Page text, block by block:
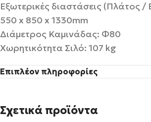
Εξωτερικές διαστάσεις (Πλάτος
550 x 850 x 1330mm
Διάμετρος Καμινάδας: Φ80
Χωρητικότητα Σιλό: 107 kg
Επιπλέον πληροφορίες
Σχετικά προϊόντα